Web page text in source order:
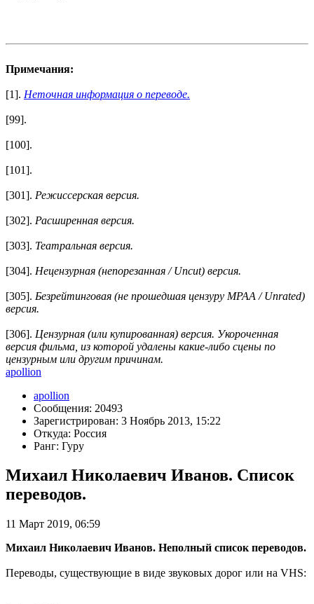
Примечания:
[1]. Неточная информация о переводе.
[99].
[100].
[101].
[301]. Режиссерская версия.
[302]. Расширенная версия.
[303]. Театральная версия.
[304]. Нецензурная (непорезанная / Uncut) версия.
[305]. Безрейтинговая (не прошедшая цензуру MPAA / Unrated)
версия.
[306]. Цензурная (или купированная) версия. Укороченная
версия фильма, из которой удалены какие-либо сцены по
цензурным или другим причинам.
apollion
apollion
Сообщения: 20493
Зарегистрирован: 3 Ноябрь 2013, 15:22
Откуда: Россия
Ранг: Гуру
Михаил Николаевич Иванов. Список
переводов.
11 Март 2019, 06:59
Михаил Николаевич Иванов. Неполный список переводов.
Переводы, существующие в виде звуковых дорог или на VHS: